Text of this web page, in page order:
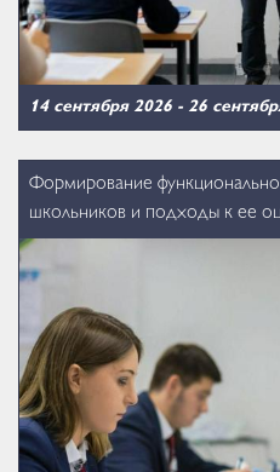
14 сентября 2026 - 26
Формирование
школьников и подходы к ее